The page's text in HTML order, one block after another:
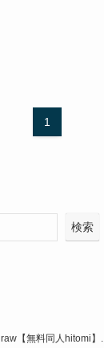
1
検索
raw【無料同人hitomi】.